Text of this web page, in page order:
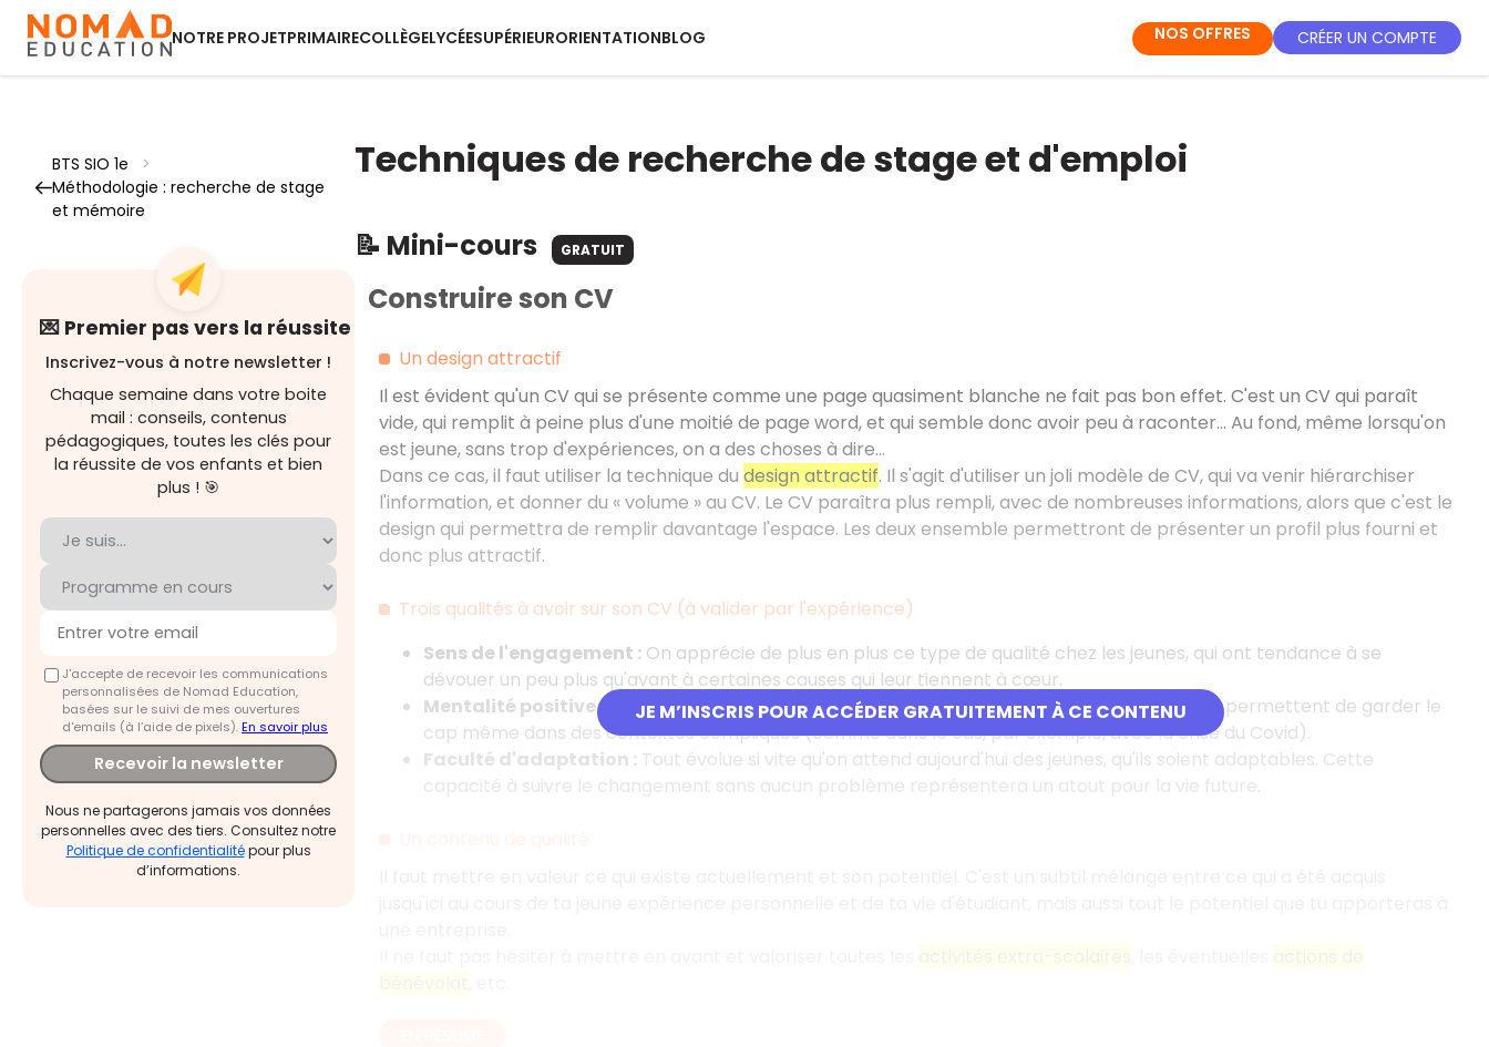
NOTRE PROJETPRIMAIRECOLLÈGELYCÉESUPÉRIEURORIENTATIONBLOG NOS OFFRES CRÉER UN COMPTE
BTS SIO 1e
>
Méthodologie : recherche de stage
et mémoire
💌 Premier pas vers la réussite
Inscrivez-vous à notre newsletter !
Chaque semaine dans votre boite
mail : conseils, contenus
pédagogiques, toutes les clés pour
la réussite de vos enfants et bien
plus ! 🎯
J'accepte de recevoir les communications
personnalisées de Nomad Education,
basées sur le suivi de mes ouvertures
d'emails (à l’aide de pixels).En savoir plus
Recevoir la newsletter
Nous ne partagerons jamais vos données
personnelles avec des tiers. Consultez notre
Politique de confidentialitépour plus
d’informations.
Techniques de recherche de stage et d'emploi
📝 Mini-cours GRATUIT
JE M’INSCRIS POUR ACCÉDER GRATUITEMENT À CE CONTENU
Construire son CV
Un design attractif
Il est évident qu'un CV qui se présente comme une page quasiment blanche ne fait pas bon effet. C'est un CV qui paraît
vide, qui remplit à peine plus d'une moitié de page word, et qui semble donc avoir peu à raconter… Au fond, même lorsqu'on
est jeune, sans trop d'expériences, on a des choses à dire...
Dans ce cas, il faut utiliser la technique du design attractif. Il s'agit d'utiliser un joli modèle de CV, qui va venir hiérarchiser
l'information, et donner du «volume » au CV. Le CV paraîtra plus rempli, avec de nombreuses informations, alors que c'est le
design qui permettra de remplir davantage l'espace. Les deux ensemble permettront de présenter un profil plus fourni et
donc plus attractif.
Trois qualités à avoir sur son CV (à valider par l'expérience)
Sens de l'engagement :On apprécie de plus en plus ce type de qualité chez les jeunes, qui ont tendance à se
dévouer un peu plus qu'avant à certaines causes qui leur tiennent à cœur.
Mentalité positive et gagnante:On cherche avant tout des personnalités optimistes, qui permettent de garder le
cap même dans des contextes compliqués (comme dans le cas, par exemple, avec la crise du Covid).
Faculté d'adaptation : Tout évolue si vite qu'on attend aujourd'hui des jeunes, qu'ils soient adaptables. Cette
capacité à suivre le changement sans aucun problème représentera un atout pour la vie future.